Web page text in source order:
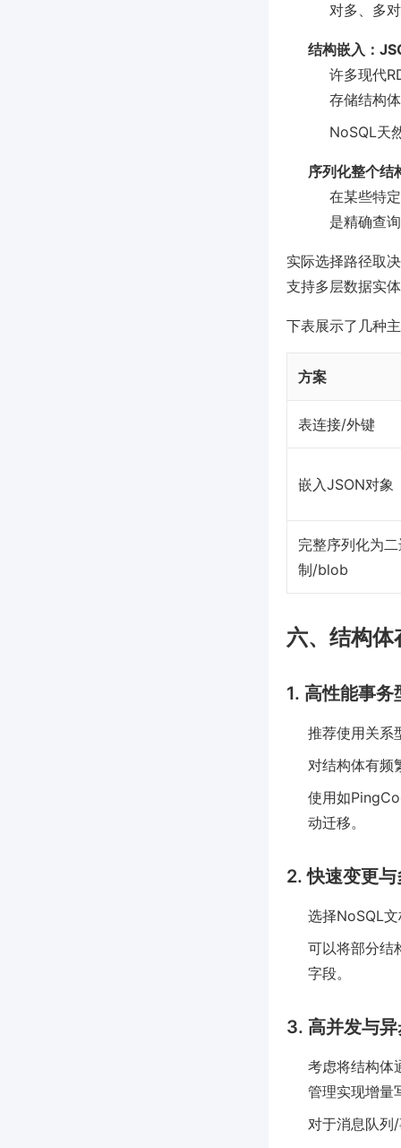
对多、多
结构嵌入：
许多现代
存储结构
NoSQL天
序列化整个结
在某些特
是精确查
实际选择路径取
支持多层数据实
下表展示了几种
方案
表连接/外键
嵌入JSON对象
完整序列化为
制/blob
六、结构
1. 高性能事务
推荐使用关系
对结构体有频
使用如
动迁移。
2. 快速变更
选择NoSQL
可以将部分结
字段。
3. 高并发与
考虑将结构体
管理实现增量
对于消息队列